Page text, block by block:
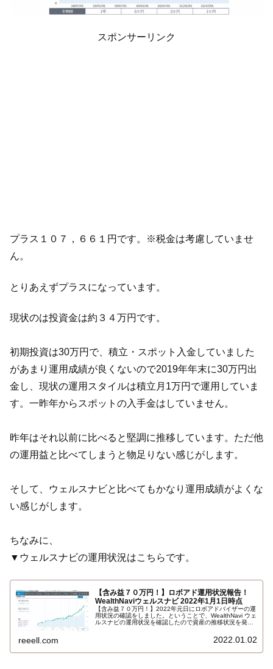
スポンサーリンク
プラス１０７，６６１円です。※税金は考慮していませ
ん。
とりあえずプラスになっています。
現状のは投資金は約３４万円です。
初期投資は30万円で、積立・スポット入金していました
があまり運用成績が良くないので2019年年末に30万円出
金し、現状の運用スタイルは積立月1万円で運用していま
す。一昨年からスポットの入手金はしていません。
昨年はそれ以前に比べると堅調に推移しています。ただ他
の運用益と比べてしまうと物足りない感じがします。
そして、ウェルスナビと比べてもかなり運用成績がよくな
い感じがします。
ちなみに、
▼ウェルスナビの運用状況はこちらです。
【含み益７０万円！】ロボアド運用状況報告！
WealthNaviウェルスナビ 2022年1月1日時点
【含み益７０万円！】2022年元日にロボアドバイザーの運
用状況の確認をしました。ということで、WealthNavi ウェ
ルスナビの運用状況を確認したので資産の推移状況を発表
ェルスナビ編～2022年元日時点のロボアド運用状況はこち
reeell.com 2022.01.02